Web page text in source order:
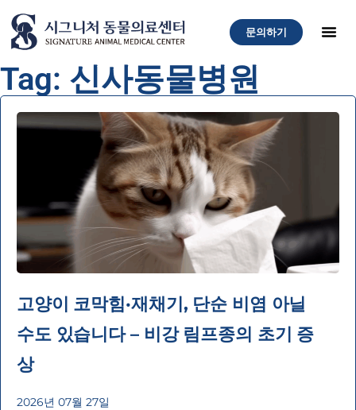
문의하기
Tag: 신사동물병원
고양이 코막힘·재채기, 단순 비염 아닐
수도 있습니다 – 비강 림프종의 초기 증
상
2026년 07월 27일